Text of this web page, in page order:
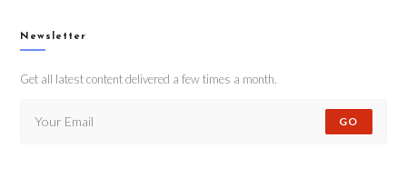
Newsletter
Get all latest content delivered a few times a month.
GO